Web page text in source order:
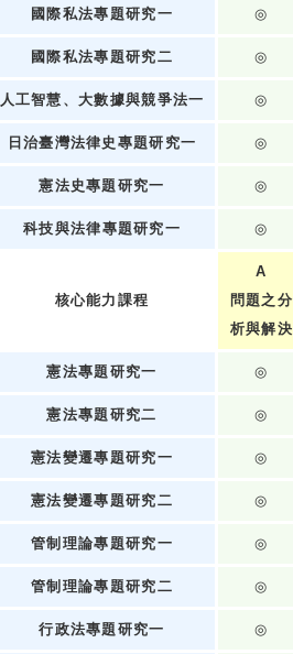
國際私法專題研究一 ◎
國際私法專題研究二 ◎
人工智慧、大數據與競爭法一 ◎
日治臺灣法律史專題研究一 ◎
憲法史專題研究一 ◎
科技與法律專題研究一 ◎
核心能力課程
A
問題之分
析與解決
憲法專題研究一 ◎
憲法專題研究二 ◎
憲法變遷專題研究一 ◎
憲法變遷專題研究二 ◎
管制理論專題研究一 ◎
管制理論專題研究二 ◎
行政法專題研究一 ◎